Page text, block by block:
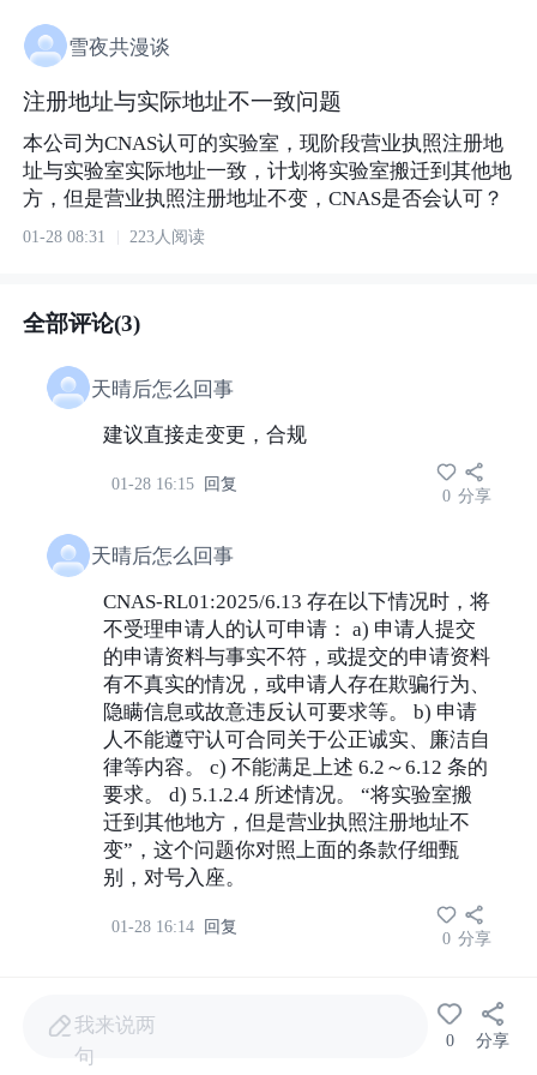
雪夜共漫谈
注册地址与实际地址不一致问题
本公司为CNAS认可的实验室，现阶段营业执照注册地
址与实验室实际地址一致，计划将实验室搬迁到其他地
方，但是营业执照注册地址不变，CNAS是否会认可？
01-28 08:31 223人阅读
全部评论(3)
天晴后怎么回事
建议直接走变更，合规
01-28 16:15 回复
0 分享
天晴后怎么回事
CNAS-RL01:2025/6.13 存在以下情况时，将
不受理申请人的认可申请： a) 申请人提交
的申请资料与事实不符，或提交的申请资料
有不真实的情况，或申请人存在欺骗行为、
隐瞒信息或故意违反认可要求等。 b) 申请
人不能遵守认可合同关于公正诚实、廉洁自
律等内容。 c) 不能满足上述 6.2～6.12 条的
要求。 d) 5.1.2.4 所述情况。 “将实验室搬
迁到其他地方，但是营业执照注册地址不
变”，这个问题你对照上面的条款仔细甄
别，对号入座。
01-28 16:14 回复
0 分享
不会认可的，CNAS-EL-15:2020 检测和校
我来说两
句
0 分享